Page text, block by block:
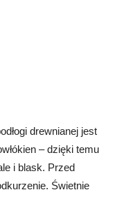
drewnianej jest
– dzięki temu
i blask. Przed
Świetnie